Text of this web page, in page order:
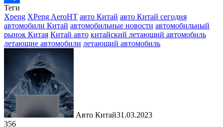
Отправить
Теги
Xpeng XPeng AeroHT авто Китай авто Китай сегодня
автомобили Китай автомобильные новости автомобильный
рынок Китая Китай авто китайский летающий автомобиль
летающие автомобили летающий автомобиль
Авто Китай31.03.2023
356